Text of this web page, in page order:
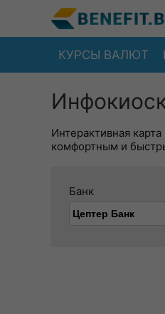
КУРСЫ ВАЛЮТ
Интерактивная
комфортным и
Банк